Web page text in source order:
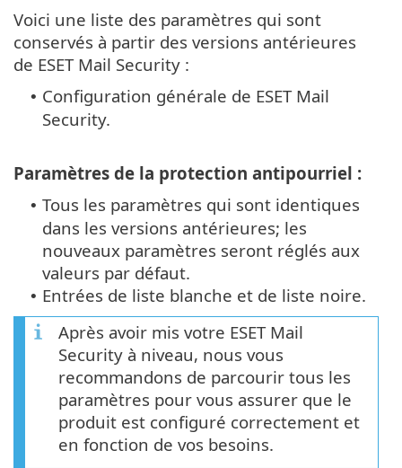
Voici une liste des paramètres qui sont
conservés à partir des versions antérieures
de ESET Mail Security :
• Configuration générale de ESET Mail
Security.
Paramètres de la protection antipourriel :
• Tous les paramètres qui sont identiques
dans les versions antérieures; les
nouveaux paramètres seront réglés aux
valeurs par défaut.
• Entrées de liste blanche et de liste noire.
Après avoir mis votre ESET Mail
Security à niveau, nous vous
recommandons de parcourir tous les
paramètres pour vous assurer que le
produit est configuré correctement et
en fonction de vos besoins.